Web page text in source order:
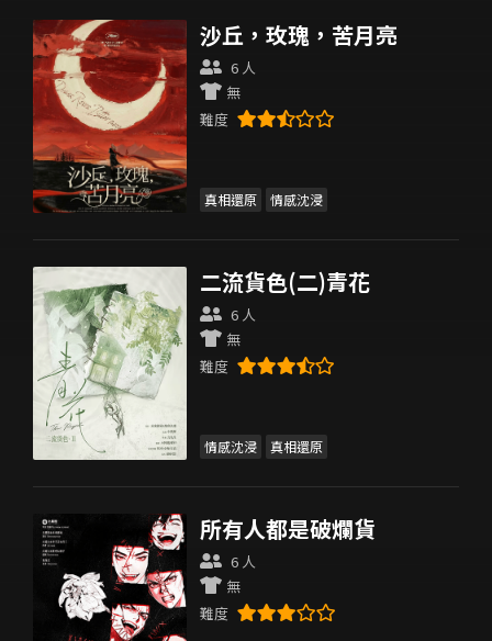
沙丘，玫瑰，苦月亮
6 人
無
難度
真相還原 情感沈浸
二流貨色(二)青花
6 人
無
難度
情感沈浸 真相還原
所有人都是破爛貨
6 人
無
難度